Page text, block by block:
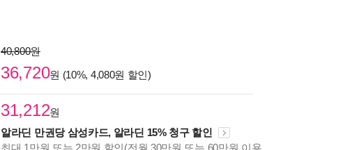
40,800원
36,720원 (10%, 4,080원 할인)
31,212원
알라딘 만권당 삼성카드, 알라딘 15% 청구 할인
최대 1만원 또는 2만원 할인(전월 30만원 또는 60만원 이용